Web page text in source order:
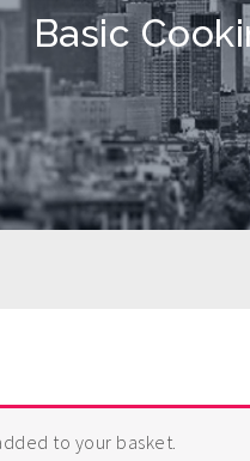
Basic
to your basket.